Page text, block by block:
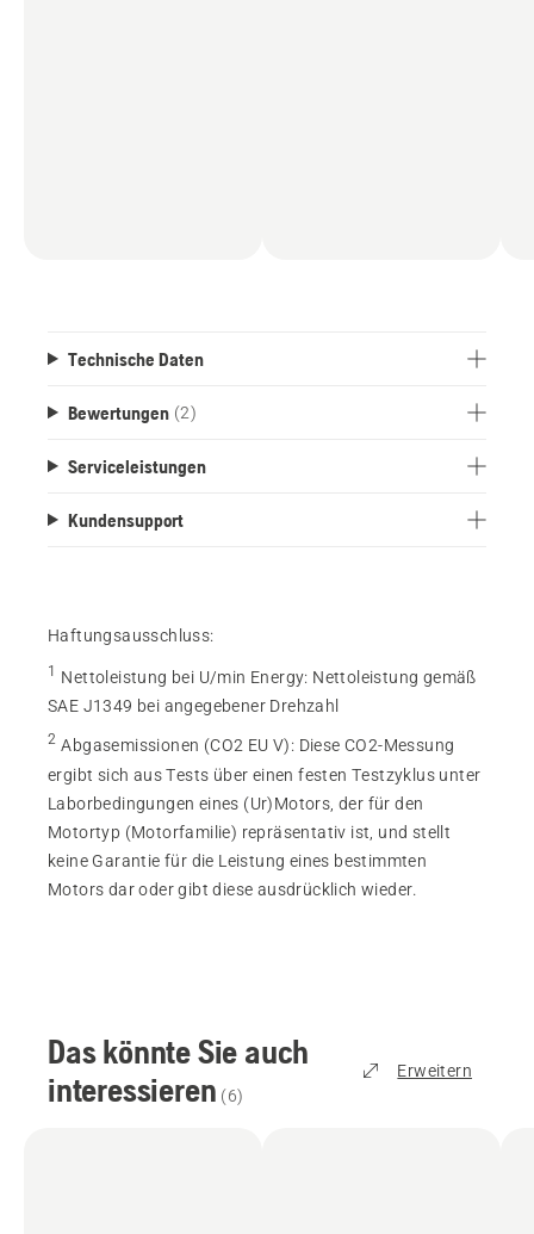
Technische Daten
Bewertungen (2)
Serviceleistungen
Kundensupport
Haftungsausschluss:
1 Nettoleistung bei U/min Energy: Nettoleistung gemäß
SAE J1349 bei angegebener Drehzahl
2 Abgasemissionen (CO2 EU V): Diese CO2-Messung
ergibt sich aus Tests über einen festen Testzyklus unter
Laborbedingungen eines (Ur)Motors, der für den
Motortyp (Motorfamilie) repräsentativ ist, und stellt
keine Garantie für die Leistung eines bestimmten
Motors dar oder gibt diese ausdrücklich wieder.
Das könnte Sie auch
interessieren (6)
Erweitern